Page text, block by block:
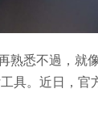
熟悉不過，就
具。近日，官